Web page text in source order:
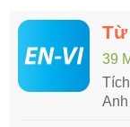
39